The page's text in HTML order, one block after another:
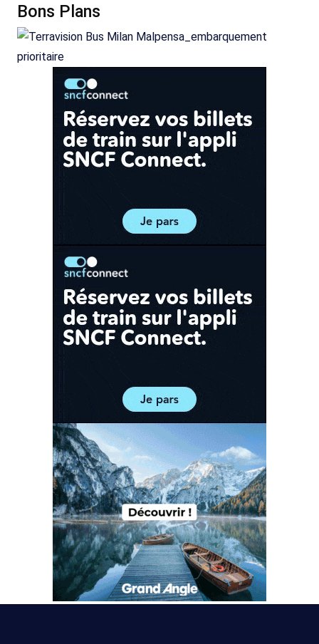
Bons Plans